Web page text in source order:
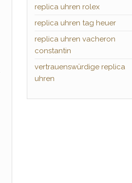
replica uhren rolex
replica uhren tag heuer
replica uhren vacheron
constantin
vertrauenswürdige replica
uhren